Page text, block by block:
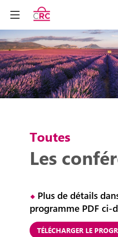
Toutes
Les
⬥ Plus de détails
programme PDF ci-
TÉLÉCHARGER LE